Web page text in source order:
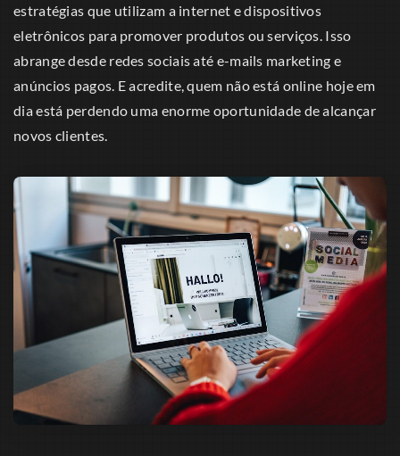
estratégias que utilizam a internet e dispositivos
eletrônicos para promover produtos ou serviços. Isso
abrange desde redes sociais até e-mails marketing e
anúncios pagos. E acredite, quem não está online hoje em
dia está perdendo uma enorme oportunidade de alcançar
novos clientes.